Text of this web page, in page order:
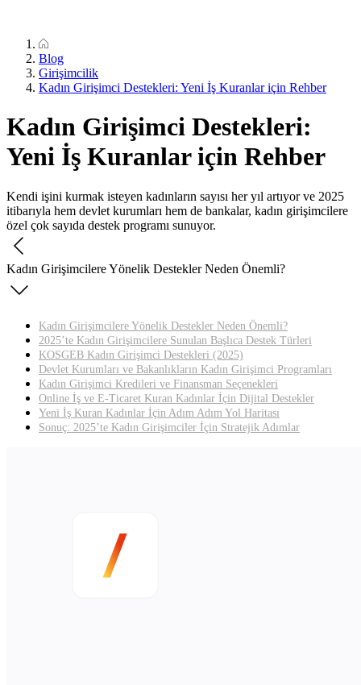
Blog
Girişimcilik
Kadın Girişimci Destekleri: Yeni İş Kuranlar için Rehber
Kadın Girişimci Destekleri:
Yeni İş Kuranlar için Rehber
Kendi işini kurmak isteyen kadınların sayısı her yıl artıyor ve 2025
itibarıyla hem devlet kurumları hem de bankalar, kadın girişimcilere
özel çok sayıda destek programı sunuyor.
Kadın Girişimcilere Yönelik Destekler Neden Önemli?
Kadın Girişimcilere Yönelik Destekler Neden Önemli?
2025’te Kadın Girişimcilere Sunulan Başlıca Destek Türleri
KOSGEB Kadın Girişimci Destekleri (2025)
Devlet Kurumları ve Bakanlıkların Kadın Girişimci Programları
Kadın Girişimci Kredileri ve Finansman Seçenekleri
Online İş ve E-Ticaret Kuran Kadınlar İçin Dijital Destekler
Yeni İş Kuran Kadınlar İçin Adım Adım Yol Haritası
Sonuç: 2025’te Kadın Girişimciler İçin Stratejik Adımlar